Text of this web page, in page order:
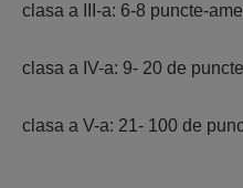
clasa a III-a: 6-8 puncte-
clasa a IV-a: 9- 20 de
clasa a V-a: 21- 100 de